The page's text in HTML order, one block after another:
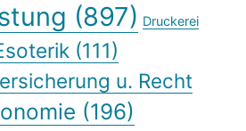
(897) Druckerei
(111)
u. Recht
(196)